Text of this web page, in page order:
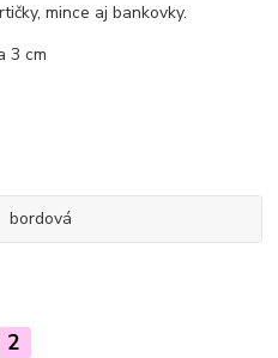
mince aj bankovky.
3 cm
bordová
2